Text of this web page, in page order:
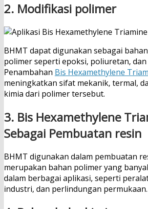
2. Modifikasi polimer
BHMT dapat digunakan sebagai
polimer seperti epoksi, poliuretan, dan
Penambahan Bis Hexamethylene
meningkatkan sifat mekanik, termal,
kimia dari polimer tersebut.
3. Bis Hexamethylene
Sebagai Pembuatan resin
BHMT digunakan dalam pembuatan
merupakan bahan polimer yang
dalam berbagai aplikasi, seperti
industri, dan perlindungan permukaan.